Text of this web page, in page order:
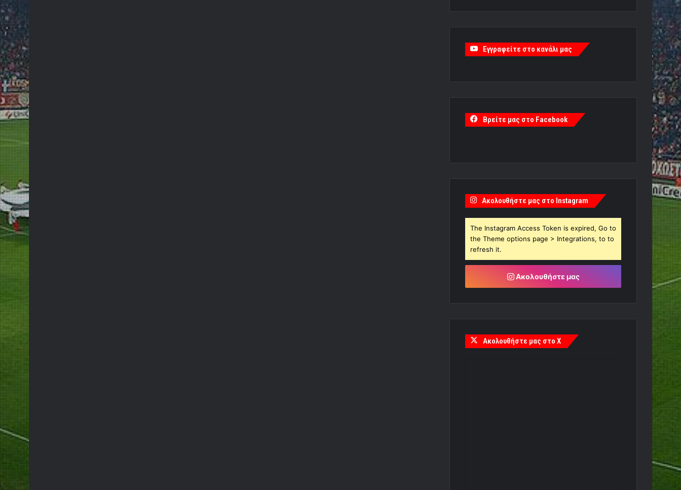
Εγγραφείτε στο κανάλι μας
Βρείτε μας στο Facebook
Ακολουθήστε μας στο Instagram
The Instagram Access Token is expired, Go to
the Theme options page > Integrations, to to
refresh it.
Ακολουθήστε μας
Ακολουθήστε μας στο X